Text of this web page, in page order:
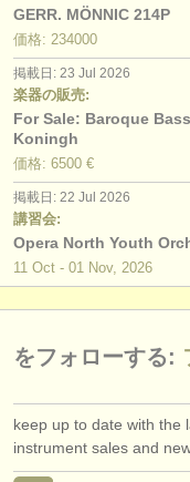
GERR. MÖNNIC 214P
価格: 234000
掲載日: 23 Jul 2026
楽器の販売:
For Sale: Baroque
Koningh
価格: 6500 €
掲載日: 22 Jul 2026
講習会:
Opera North Youth
11 Oct - 01 Nov, 2026
をフォローする:
keep up to date with the
instrument sales and